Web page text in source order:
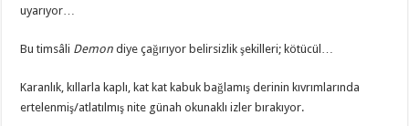
uyarıyor…
Bu timsâli Demon diye çağırıyor belirsizlik şekilleri; kötücül…
Karanlık, kıllarla kaplı, kat kat kabuk bağlamış derinin kıvrımlarında
ertelenmiş/atlatılmış nite günah okunaklı izler bırakıyor.